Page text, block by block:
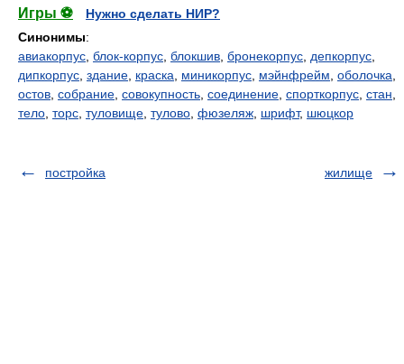
Игры ⚽
Нужно сделать НИР?
Синонимы:
авиакорпус, блок-корпус, блокшив, бронекорпус, депкорпус,
дипкорпус, здание, краска, миникорпус, мэйнфрейм, оболочка,
остов, собрание, совокупность, соединение, спорткорпус, стан,
тело, торс, туловище, тулово, фюзеляж, шрифт, шюцкор
постройка жилище